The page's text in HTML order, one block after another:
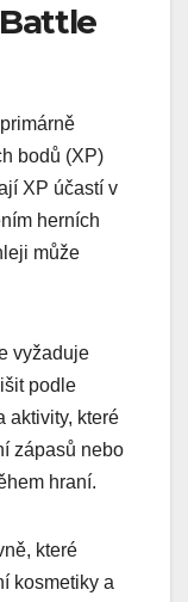
bodů (XP)
XP účastí v
herních
může
vyžaduje
podle
aktivity, které
zápasů nebo
hraní.
které
kosmetiky a